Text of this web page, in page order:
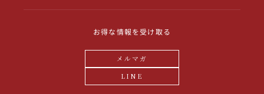
お得な情報を受け取る
メルマガ
LINE